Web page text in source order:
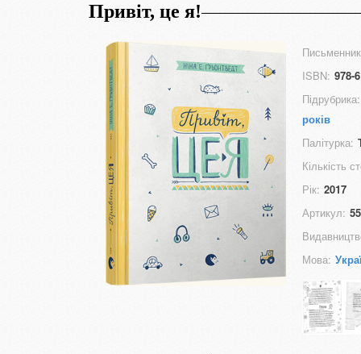
Привіт, це я!
ISBN: 978-
Підрубрика:
років
Палітурка:
Кількість
Рік: 2017
Артикул:
Мова: